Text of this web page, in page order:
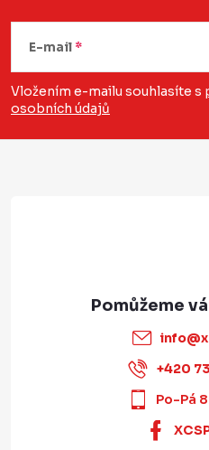
á
a
E-mail
Vložením e-mailu souhlasíte s
osobních údajů
info@
+420
Po-Pá